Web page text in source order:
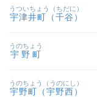
宇津井町（千谷）
うついちょう（ちだに）
宇野町
うのちょう
宇野町（宇野西）
うのちょう（うのにし）